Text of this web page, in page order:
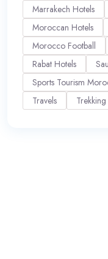
Marrakech Hotels
Moroccan Hotels
Morocco Football
Rabat Hotels
Sports Tourism
Travels
Trekking